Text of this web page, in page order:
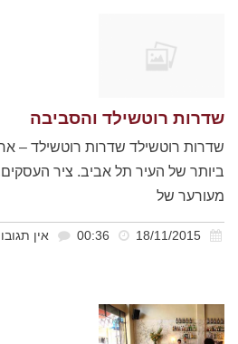
שדרות רוטשילד והסביבה
שדרות רוטשילד שדרות רוטשילד –
ביותר של העיר תל אביב. ציר
מעורער של
אין